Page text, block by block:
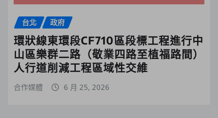
台北 政府
環狀線東環段CF710區段標工程進行中
山區樂群二路（敬業四路至植福路間）
人行道削減工程區域性交維
合作媒體 6 月 25, 2026